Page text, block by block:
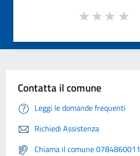
Contatta il comune
Leggi le domande frequenti
Richiedi Assistenza
Chiama il comune 0784860011